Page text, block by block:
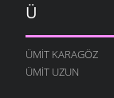
Ü
ÜMIT KARAGÖZ
ÜMIT UZUN